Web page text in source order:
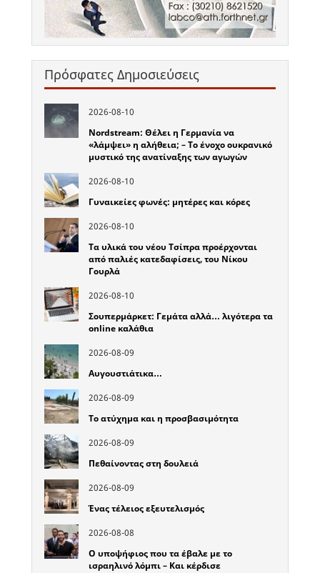
Πρόσφατες Δημοσιεύσεις
2026-08-10
Nordstream: Θέλει η Γερμανία να
«λάμψει» η αλήθεια; – Το ένοχο ουκρανικό
μυστικό της ανατίναξης των αγωγών
2026-08-10
Γυναικείες φωνές: μητέρες και κόρες
2026-08-10
Τα υλικά του νέου Τσίπρα προέρχονται
από παλιές κατεδαφίσεις, του Νίκου
Γουρλά
2026-08-10
Σουπερμάρκετ: Γεμάτα αλλά… λιγότερα τα
online καλάθια
2026-08-09
Αυγουστιάτικα…
2026-08-09
Το ατύχημα και η προσβασιμότητα
2026-08-09
Πεθαίνοντας στη δουλειά
2026-08-09
Ένας τέλειος εξευτελισμός
2026-08-08
Ο υποψήφιος που τα έβαλε με το
ισραηλινό λόμπι – Και κέρδισε